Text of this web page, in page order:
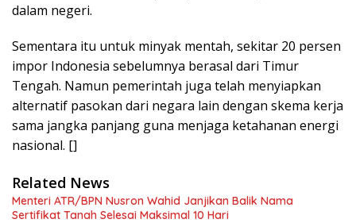
dalam negeri.
Sementara itu untuk minyak mentah, sekitar 20 persen
impor Indonesia sebelumnya berasal dari Timur
Tengah. Namun pemerintah juga telah menyiapkan
alternatif pasokan dari negara lain dengan skema kerja
sama jangka panjang guna menjaga ketahanan energi
nasional. []
Related News
Menteri ATR/BPN Nusron Wahid Janjikan Balik Nama
Sertifikat Tanah Selesai Maksimal 10 Hari